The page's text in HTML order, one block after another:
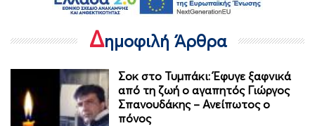
Δημοφιλή Άρθρα
Σοκ στο Τυμπάκι: Έφυγε ξαφνικά
από τη ζωή ο αγαπητός Γιώργος
Σπανουδάκης – Ανείπωτος ο
πόνος